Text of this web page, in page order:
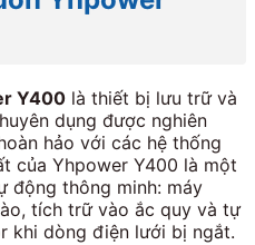
Y400 là thiết bị lưu trữ và
dụng được nghiên
hảo với các hệ thống
của Yhpower Y400 là một
động thông minh: máy
tích trữ vào ắc quy và tự
khi dòng điện lưới bị ngắt.